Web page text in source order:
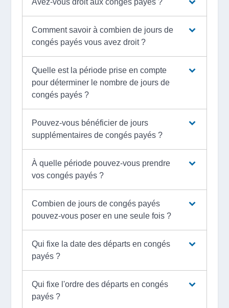
Comment savoir à combien de jours de
congés payés vous avez droit ?
Quelle est la période prise en compte
pour déterminer le nombre de jours de
congés payés ?
Pouvez-vous bénéficier de jours
supplémentaires de congés payés ?
À quelle période pouvez-vous prendre
vos congés payés ?
Combien de jours de congés payés
pouvez-vous poser en une seule fois ?
Qui fixe la date des départs en congés
payés ?
Qui fixe l'ordre des départs en congés
payés ?